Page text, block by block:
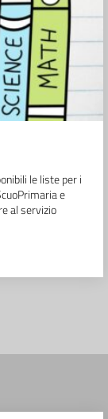
le liste per i
e
al servizio